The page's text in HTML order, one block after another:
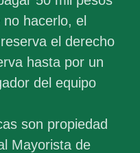
hacerlo, el
el derecho
hasta por un
del equipo
son propiedad
Mayorista de